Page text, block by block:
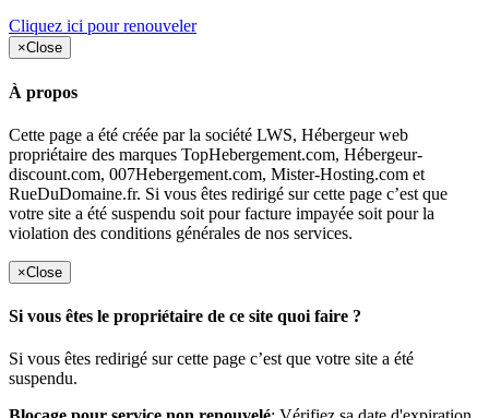
Cliquez ici pour renouveler
×Close
À propos
Cette page a été créée par la société LWS, Hébergeur web
propriétaire des marques TopHebergement.com, Hébergeur-
discount.com, 007Hebergement.com, Mister-Hosting.com et
RueDuDomaine.fr. Si vous êtes redirigé sur cette page c’est que
votre site a été suspendu soit pour facture impayée soit pour la
violation des conditions générales de nos services.
×Close
Si vous êtes le propriétaire de ce site quoi faire ?
Si vous êtes redirigé sur cette page c’est que votre site a été
suspendu.